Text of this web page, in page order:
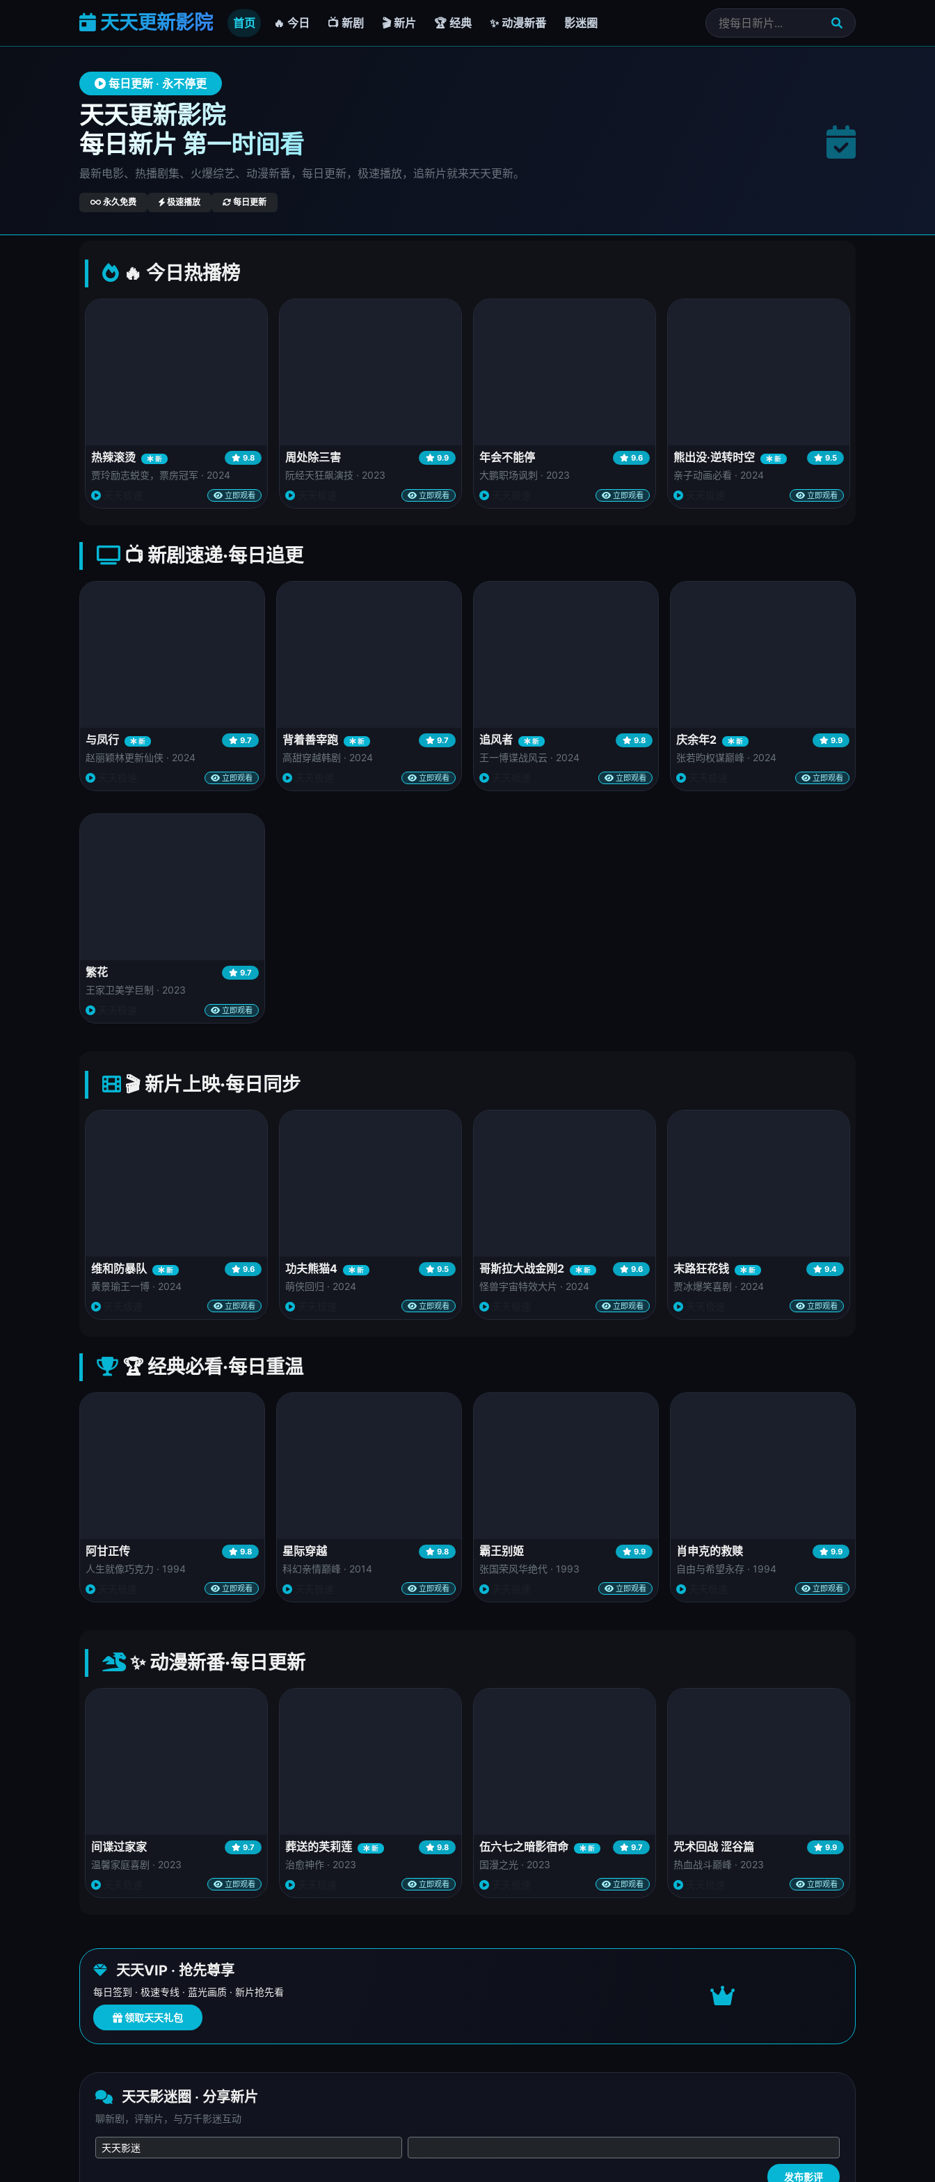
天天更新影院 首页 🔥 今日 📺 新剧 🎬 新片 🏆 经典 ✨ 动漫新番 影迷圈
每日更新 · 永不停更
天天更新影院
每日新片 第一时间看
最新电影、热播剧集、火爆综艺、动漫新番，每日更新，极速播放，追新片就来天天更新。
永久免费 极速播放 每日更新
🔥 今日热播榜
热辣滚烫 新 9.8
贾玲励志蜕变，票房冠军 · 2024
立即观看
周处除三害 9.9
阮经天狂飙演技 · 2023
立即观看
年会不能停 9.6
大鹏职场讽刺 · 2023
立即观看
熊出没·逆转时空 新 9.5
亲子动画必看 · 2024
立即观看
📺 新剧速递·每日追更
与凤行 新 9.7
赵丽颖林更新仙侠 · 2024
立即观看
背着善宰跑 新 9.7
高甜穿越韩剧 · 2024
立即观看
追风者 新 9.8
王一博谍战风云 · 2024
立即观看
庆余年2 新 9.9
张若昀权谋巅峰 · 2024
立即观看
繁花 9.7
王家卫美学巨制 · 2023
立即观看
🎬 新片上映·每日同步
维和防暴队 新 9.6
黄景瑜王一博 · 2024
立即观看
功夫熊猫4 新 9.5
萌侠回归 · 2024
立即观看
哥斯拉大战金刚2 新 9.6
怪兽宇宙特效大片 · 2024
立即观看
末路狂花钱 新 9.4
贾冰爆笑喜剧 · 2024
立即观看
🏆 经典必看·每日重温
阿甘正传 9.8
人生就像巧克力 · 1994
立即观看
星际穿越 9.8
科幻亲情巅峰 · 2014
立即观看
霸王别姬 9.9
张国荣风华绝代 · 1993
立即观看
肖申克的救赎 9.9
自由与希望永存 · 1994
立即观看
✨ 动漫新番·每日更新
间谍过家家 9.7
温馨家庭喜剧 · 2023
立即观看
葬送的芙莉莲 新 9.8
治愈神作 · 2023
立即观看
伍六七之暗影宿命 新 9.7
国漫之光 · 2023
立即观看
咒术回战 涩谷篇 9.9
热血战斗巅峰 · 2023
立即观看
天天VIP · 抢先尊享
每日签到 · 极速专线 · 蓝光画质 · 新片抢先看
领取天天礼包
天天影迷圈 · 分享新片
聊新剧，评新片，与万千影迷互动
发布影评